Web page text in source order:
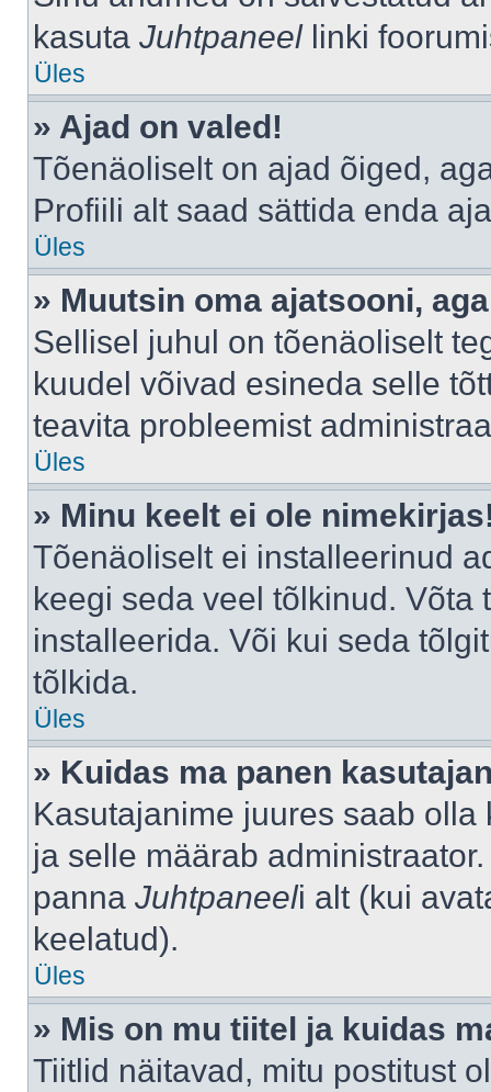
kasuta Juhtpaneellinki
Üles
» Ajad on valed!
Tõenäoliselt on ajad õiged,
Profiili alt saad sättida enda
Üles
» Muutsin oma ajatsooni,
Sellisel juhul on tõenäoliselt
kuudel võivad esineda selle
teavita probleemist
Üles
» Minu keelt ei ole
Tõenäoliselt ei installeerinud
keegi seda veel tõlkinud.
installeerida. Või kui seda
tõlkida.
Üles
» Kuidas ma panen
Kasutajanime juures saab
ja selle määrab
panna Juhtpaneeli alt (kui
keelatud).
Üles
» Mis on mu tiitel ja kuidas
Tiitlid näitavad, mitu postitust